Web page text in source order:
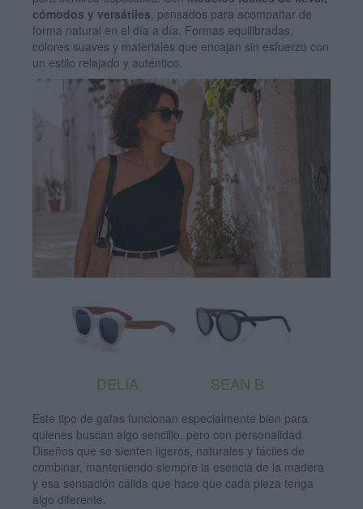
cómodos y versátiles, pensados para acompañar de
forma natural en el día a día. Formas equilibradas,
colores suaves y materiales que encajan sin esfuerzo con
un estilo relajado y auténtico.
DELIA SEAN B
Este tipo de gafas funcionan especialmente bien para
quienes buscan algo sencillo, pero con personalidad.
Diseños que se sienten ligeros, naturales y fáciles de
combinar, manteniendo siempre la esencia de la madera
y esa sensación cálida que hace que cada pieza tenga
algo diferente.